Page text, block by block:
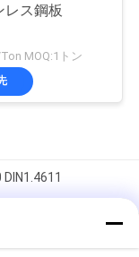
レス鋼板
MOQ:1トン
ールされたステ